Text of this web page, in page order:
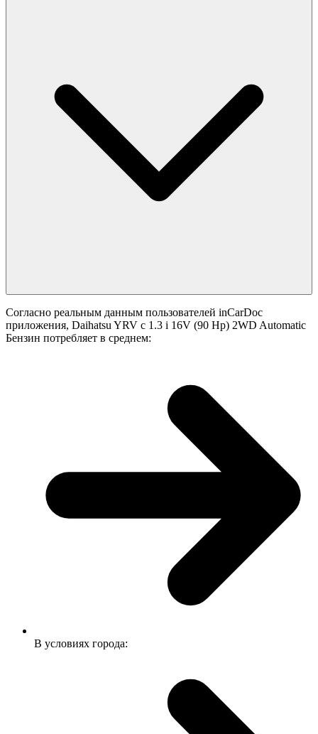
Согласно реальным данным пользователей inCarDoc
приложения, Daihatsu YRV с 1.3 i 16V (90 Hp) 2WD Automatic
Бензин потребляет в среднем:
В условиях города: